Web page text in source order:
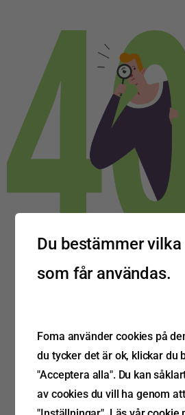
Du bestämmer
som får användas.
Foma använder cookies på
du tycker det är ok, klickar du
"Acceptera alla". Du kan
av cookies du vill ha genom